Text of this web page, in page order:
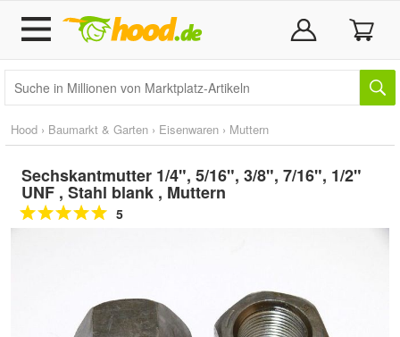
Hood › Baumarkt & Garten › Eisenwaren › Muttern
Sechskantmutter 1/4", 5/16", 3/8", 7/16", 1/2"
UNF , Stahl blank , Muttern
5